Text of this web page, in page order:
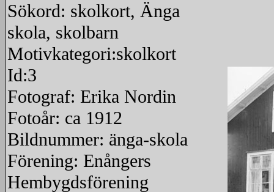
Sökord: skolkort, Änga
skola, skolbarn
Motivkategori:skolkort
Id:3
Fotograf: Erika Nordin
Fotoår: ca 1912
Bildnummer: änga-skola
Förening: Enångers
Hembygdsförening